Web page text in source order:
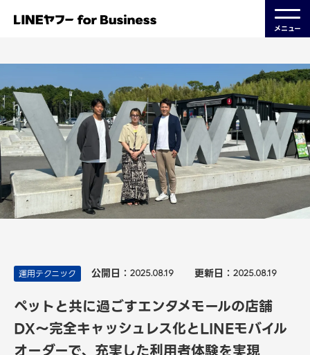
メニュー
運用テクニック 公開日： 2025.08.19 更新日： 2025.08.19
ペットと共に過ごすエンタメモールの店舗
DX〜完全キャッシュレス化とLINEモバイル